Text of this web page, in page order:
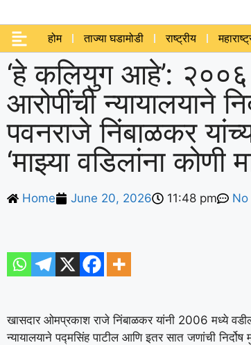
होम ताज्या घडामोडी राष्ट्रीय
‘हे कलियुग आहे’:
आरोपींची न्यायालयाने
पवनराजे निंबाळकर
‘माझ्या वडिलांना कोणी
Home June 20, 2026 11:48 pm
खासदार ओमप्रकाश राजे निंबाळकर यांनी 2006 मध्ये
न्यायालयाने पद्मसिंह पाटील आणि इतर सात जणांची